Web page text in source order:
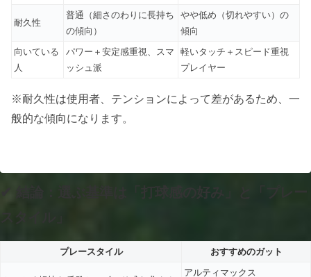
耐久性
普通（細さのわりに長持ち
の傾向）
やや低め（切れやすい）の
傾向
向いている
人
パワー＋安定感重視、スマ
ッシュ派
軽いタッチ＋スピード重視
プレイヤー
※耐久性は使用者、テンションによって差があるため、一
般的な傾向になります。
✔ 結論：選ぶ基準は「打球感の好み」と「プレー
プレースタイル おすすめのガット
アルティマックス